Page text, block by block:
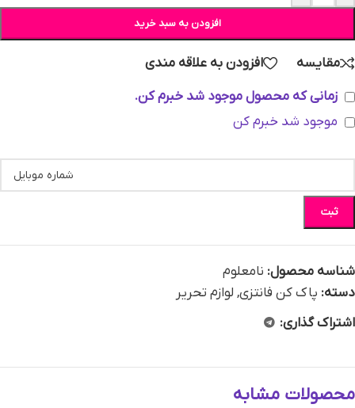
افزودن به سبد خرید
مقایسه
افزودن به علاقه مندی
زمانی که محصول موجود شد خبرم کن.
موجود شد خبرم کن
ثبت
شناسه محصول: نامعلوم
دسته: پاک کن فانتزی, لوازم تحریر
اشتراک گذاری:
محصولات مشابه